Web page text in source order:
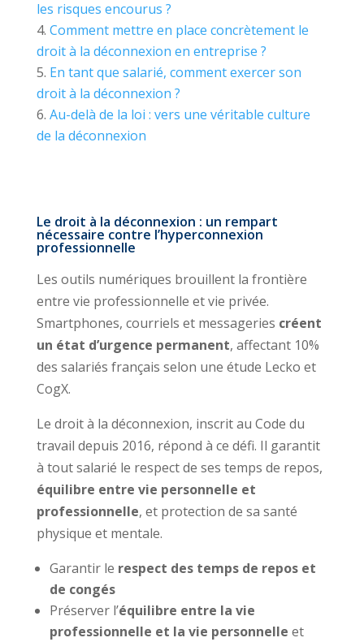
les risques encourus ?
Comment mettre en place concrètement le
droit à la déconnexion en entreprise ?
En tant que salarié, comment exercer son
droit à la déconnexion ?
Au-delà de la loi : vers une véritable culture
de la déconnexion
Le droit à la déconnexion : un rempart
nécessaire contre l’hyperconnexion
professionnelle
Les outils numériques brouillent la frontière
entre vie professionnelle et vie privée.
Smartphones, courriels et messageries créent
un état d’urgence permanent, affectant 10%
des salariés français selon une étude Lecko et
CogX.
Le droit à la déconnexion, inscrit au Code du
travail depuis 2016, répond à ce défi. Il garantit
à tout salarié le respect de ses temps de repos,
équilibre entre vie personnelle et
professionnelle, et protection de sa santé
physique et mentale.
Garantir le respect des temps de repos et
de congés
Préserver l’équilibre entre la vie
professionnelle et la vie personnelle et